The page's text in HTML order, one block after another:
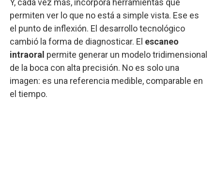
Y, cada vez más, incorpora herramientas que
permiten ver lo que no está a simple vista. Ese es
el punto de inflexión. El desarrollo tecnológico
cambió la forma de diagnosticar. El escaneo
intraoral permite generar un modelo tridimensional
de la boca con alta precisión. No es solo una
imagen: es una referencia medible, comparable en
el tiempo.